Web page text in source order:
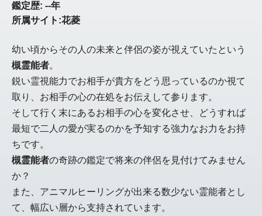
鑑定歴: --年
所属サイト:花菱
幼い頃からその人の未来と伴侶の姿が視えていたという
槻霊能者。
鋭い霊視能力でお相手が貴方をどう思っているのか視て
取り、お相手の心の在処をお伝えして参ります。
そして行く末にあるお相手の心を変化させ、どうすれば
最短で二人の愛が実るのかを予知する強力なお力をお持
ちです。
槻霊能者の奇跡の鑑定で将来の伴侶を見付けてみません
か？
また、アニマルヒーリングが出来る数少ない霊能者とし
て、幅広い層から支持されています。